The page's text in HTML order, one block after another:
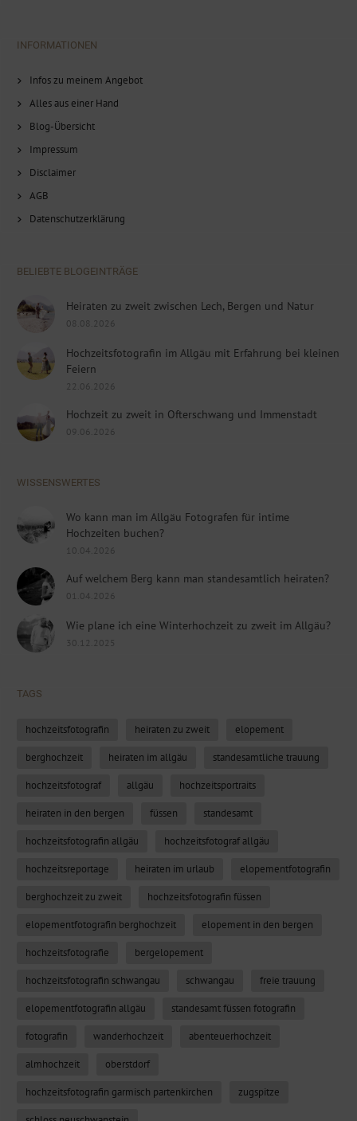
INFORMATIONEN
Infos zu meinem Angebot
Alles aus einer Hand
Blog-Übersicht
Impressum
Disclaimer
AGB
Datenschutzerklärung
BELIEBTE BLOGEINTRÄGE
Heiraten zu zweit zwischen Lech, Bergen und Natur
08.08.2026
Hochzeitsfotografin im Allgäu mit Erfahrung bei kleinen
Feiern
22.06.2026
Hochzeit zu zweit in Ofterschwang und Immenstadt
09.06.2026
WISSENSWERTES
Wo kann man im Allgäu Fotografen für intime
Hochzeiten buchen?
10.04.2026
Auf welchem Berg kann man standesamtlich heiraten?
01.04.2026
Wie plane ich eine Winterhochzeit zu zweit im Allgäu?
30.12.2025
TAGS
hochzeitsfotografin heiraten zu zweit elopement
berghochzeit heiraten im allgäu standesamtliche trauung
hochzeitsfotograf allgäu hochzeitsportraits
heiraten in den bergen füssen standesamt
hochzeitsfotografin allgäu hochzeitsfotograf allgäu
hochzeitsreportage heiraten im urlaub elopementfotografin
berghochzeit zu zweit hochzeitsfotografin füssen
elopementfotografin berghochzeit elopement in den bergen
hochzeitsfotografie bergelopement
hochzeitsfotografin schwangau schwangau freie trauung
elopementfotografin allgäu standesamt füssen fotografin
fotografin wanderhochzeit abenteuerhochzeit
almhochzeit oberstdorf
hochzeitsfotografin garmisch partenkirchen zugspitze